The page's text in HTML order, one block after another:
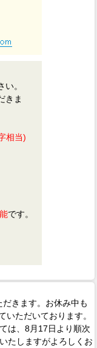
。
きま
相当)
です。
きます。お休み中も
いただいております。
は、8月17日より順次
たしますがよろしくお